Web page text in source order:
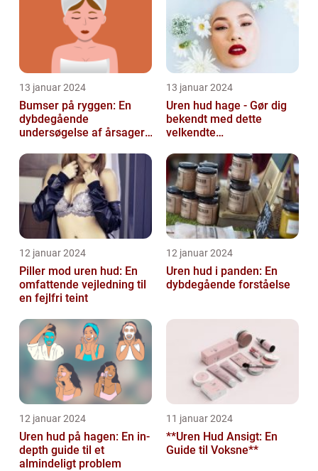
13 januar 2024
Bumser på ryggen: En
dybdegående
undersøgelse af årsager,
forebyggelse
13 januar 2024
Uren hud hage - Gør dig
bekendt med dette
velkendte
12 januar 2024
Piller mod uren hud: En
omfattende vejledning til
en fejlfri teint
12 januar 2024
Uren hud i panden: En
dybdegående forståelse
12 januar 2024
Uren hud på hagen: En in-
depth guide til et
almindeligt problem
11 januar 2024
**Uren Hud Ansigt: En
Guide til Voksne**